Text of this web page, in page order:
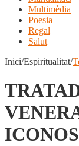
Multimèdia
Poesia
Regal
Salut
Inici/Espiritualitat/
ICONOS